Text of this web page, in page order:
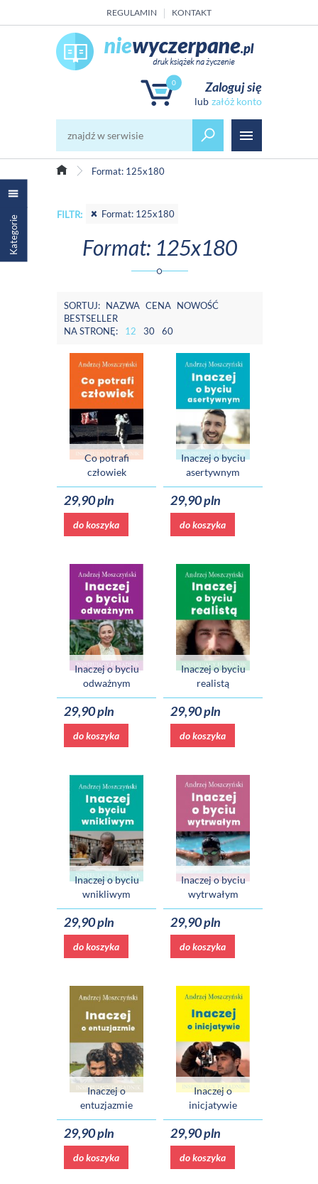
REGULAMIN KONTAKT
0 Zaloguj się
załóż konto
Format: 125x180
Kategorie FILTR: Format: 125x180
Format: 125x180
SORTUJ: NAZWA CENA NOWOŚĆ
BESTSELLER
NA STRONĘ:
12 30 60
Co potrafi
człowiek
29,90 pln
do koszyka
Inaczej o byciu
asertywnym
29,90 pln
do koszyka
Inaczej o byciu
odważnym
29,90 pln
do koszyka
Inaczej o byciu
realistą
29,90 pln
do koszyka
Inaczej o byciu
wnikliwym
29,90 pln
do koszyka
Inaczej o byciu
wytrwałym
29,90 pln
do koszyka
Inaczej o
entuzjazmie
29,90 pln
do koszyka
Inaczej o
inicjatywie
29,90 pln
do koszyka